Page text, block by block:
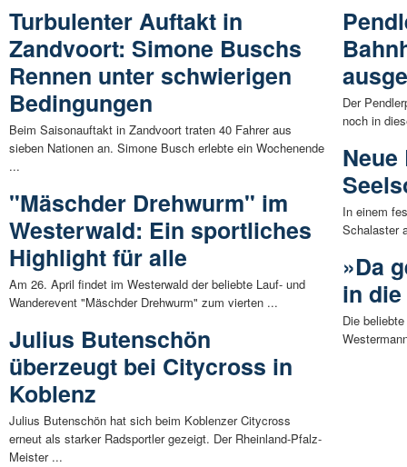
Turbulenter Auftakt in
Zandvoort: Simone Buschs
Rennen unter schwierigen
Bedingungen
Beim Saisonauftakt in Zandvoort traten 40 Fahrer aus
sieben Nationen an. Simone Busch erlebte ein Wochenende
...
"Mäschder Drehwurm" im
Westerwald: Ein sportliches
Highlight für alle
Am 26. April findet im Westerwald der beliebte Lauf- und
Wanderevent "Mäschder Drehwurm" zum vierten ...
Julius Butenschön
überzeugt bei Citycross in
Koblenz
Julius Butenschön hat sich beim Koblenzer Citycross
erneut als starker Radsportler gezeigt. Der Rheinland-Pfalz-
Meister ...
Der
noch in
In einem
Schalaster
»Da
in
Die